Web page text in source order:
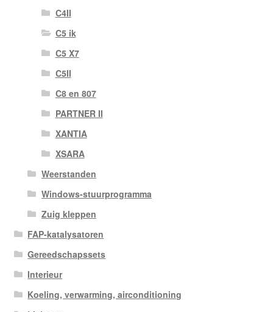
C4II
C5 ik
C5 X7
C5II
C8 en 807
PARTNER II
XANTIA
XSARA
Weerstanden
Windows-stuurprogramma
Zuig kleppen
FAP-katalysatoren
Gereedschapssets
Interieur
Koeling, verwarming, airconditioning